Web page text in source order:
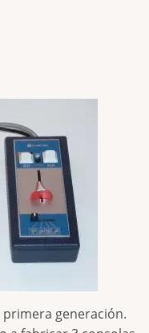
primera generación.